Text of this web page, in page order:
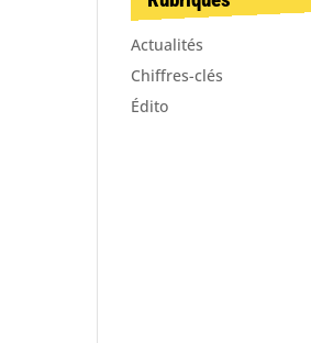
Actualités
Chiffres-clés
Édito